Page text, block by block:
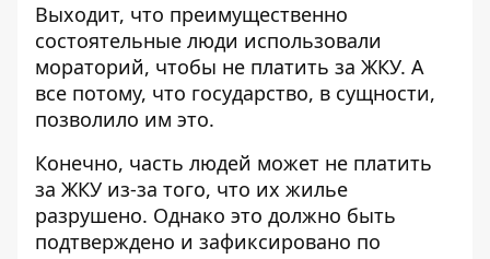
Выходит, что преимущественно
состоятельные люди использовали
мораторий, чтобы не платить за ЖКУ. А
все потому, что государство, в сущности,
позволило им это.
Конечно, часть людей может не платить
за ЖКУ из-за того, что их жилье
разрушено. Однако это должно быть
подтверждено и зафиксировано по